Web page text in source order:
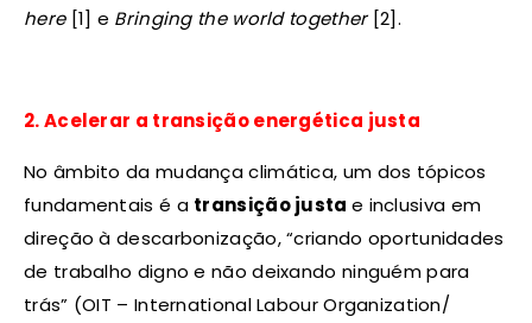
here[1] e Bringing the world together[2].
2. Acelerar a transição energética justa
No âmbito da mudança climática, um dos tópicos
fundamentais é a transição justa e inclusiva em
direção à descarbonização, “criando oportunidades
de trabalho digno e não deixando ninguém para
trás” (OIT – International Labour Organization/